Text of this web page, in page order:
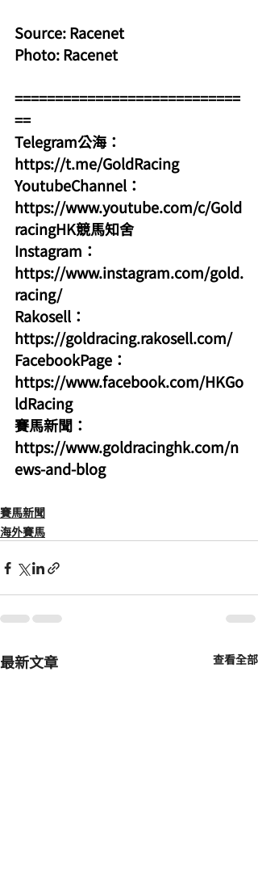
Source: Racenet
Photo: Racenet
============================
==
Telegram公海：
https://t.me/GoldRacing
YoutubeChannel：
https://www.youtube.com/c/Gold
racingHK競馬知舍
Instagram：
https://www.instagram.com/gold.
racing/
Rakosell：
https://goldracing.rakosell.com/
FacebookPage：
https://www.facebook.com/HKGo
ldRacing
賽馬新聞：
https://www.goldracinghk.com/n
ews-and-blog
賽馬新聞
海外賽馬
最新文章 查看全部